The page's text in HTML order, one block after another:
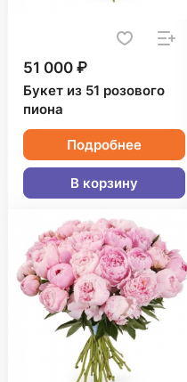
51 000 ₽
Букет из 51 розового
пиона
Подробнее
В корзину